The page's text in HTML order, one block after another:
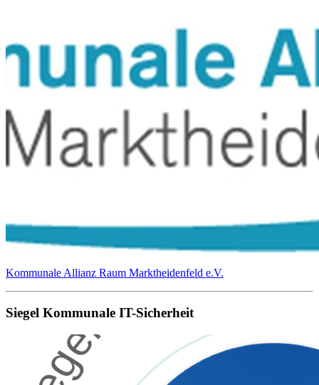
Kommunale Allianz Raum Marktheidenfeld e.V.
Siegel Kommunale IT-Sicherheit